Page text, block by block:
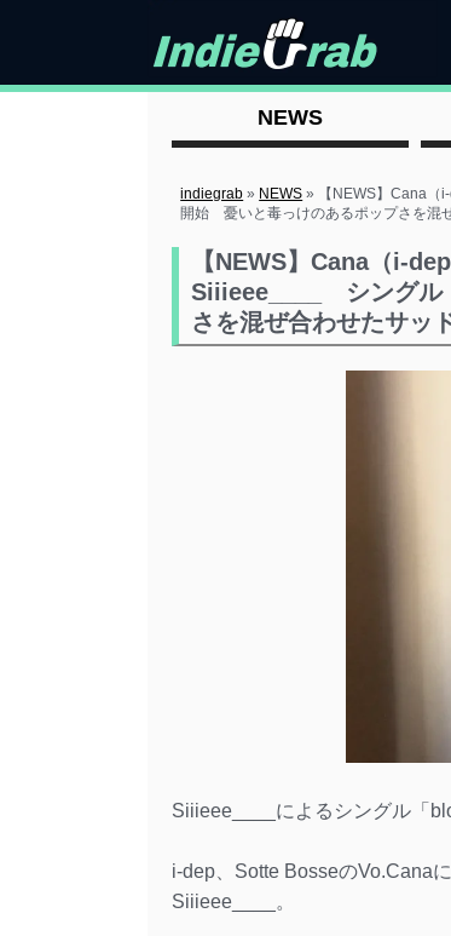
NEWS
indiegrab » NEWS »
【NEWS】Cana
開始 憂いと毒っけのあるポップさを混
【NEWS】Cana（i-
Siiieee____ シングル
さを混ぜ合わせたサッ
Siiieee____によるシングル「
i-dep、Sotte BosseのVo.Cana
Siiieee____。